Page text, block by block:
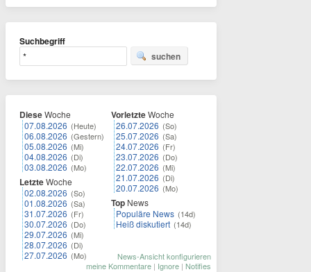
Suchbegriff
suchen
DieseWoche
07.08.2026 (Heute)
06.08.2026 (Gestern)
05.08.2026 (Mi)
04.08.2026 (Di)
03.08.2026 (Mo)
LetzteWoche
02.08.2026 (So)
01.08.2026 (Sa)
31.07.2026 (Fr)
30.07.2026 (Do)
29.07.2026 (Mi)
28.07.2026 (Di)
27.07.2026 (Mo)
VorletzteWoche
26.07.2026 (So)
25.07.2026 (Sa)
24.07.2026 (Fr)
23.07.2026 (Do)
22.07.2026 (Mi)
21.07.2026 (Di)
20.07.2026 (Mo)
Top News
Populäre News (14d)
Heiß diskutiert (14d)
News-Ansicht konfigurieren
meine Kommentare | Ignore | Notifies